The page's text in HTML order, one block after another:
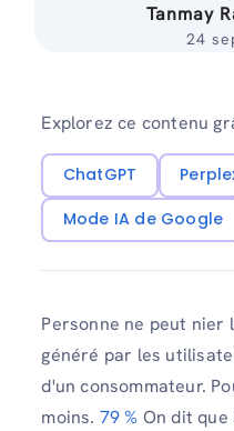
Tanmay
24
Explorez ce contenu
ChatGPT
Mode IA de Google
Personne ne peut nier
généré par les
d'un consommateur.
moins. 79 % On dit